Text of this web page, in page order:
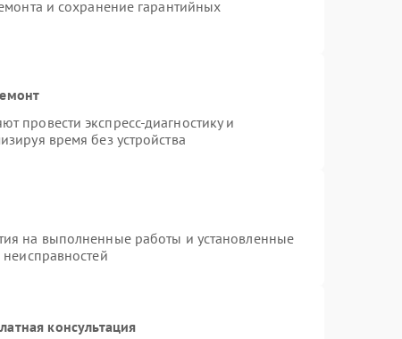
и сохранение гарантийных
провести экспресс-диагностику и
время без устройства
на выполненные работы и установленные
консультация